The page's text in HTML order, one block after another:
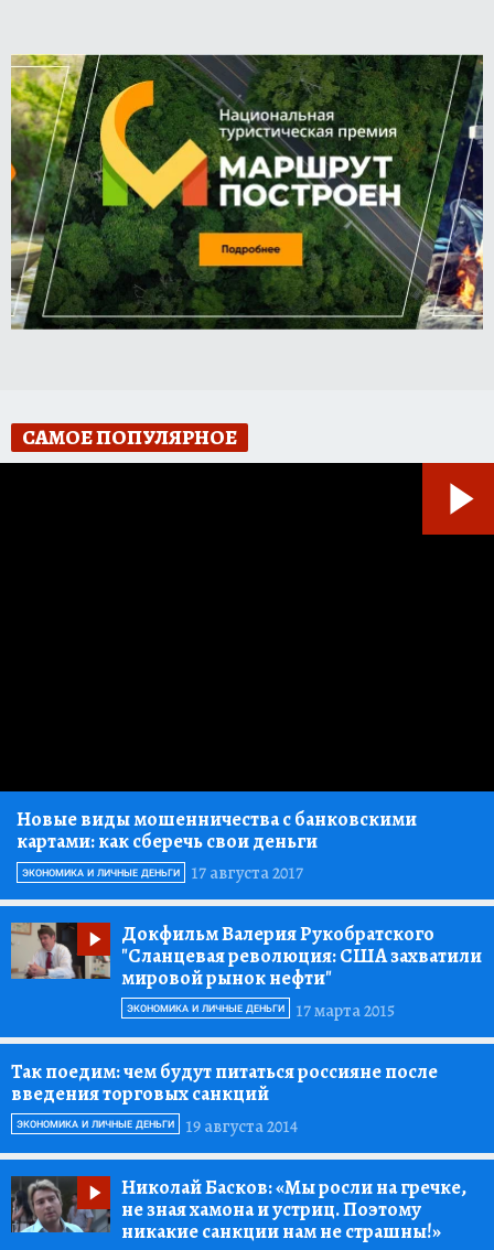
САМОЕ ПОПУЛЯРНОЕ
Новые виды мошенничества с банковскими
картами:как сберечь свои деньги
17 августа 2017
ЭКОНОМИКА И ЛИЧНЫЕ ДЕНЬГИ
Докфильм Валерия Рукобратского
"Сланцевая революция:США захватили
мировой рынок нефти"
17 марта 2015
ЭКОНОМИКА И ЛИЧНЫЕ ДЕНЬГИ
Так поедим:чем будут питаться россияне после
введения торговых санкций
19 августа 2014
ЭКОНОМИКА И ЛИЧНЫЕ ДЕНЬГИ
Николай Басков:«Мы росли на гречке,
не зная хамона и устриц. Поэтому
никакие санкции нам не страшны!»